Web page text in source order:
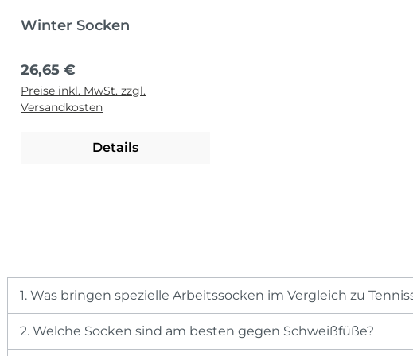
Winter Socken
Regulärer Preis:
26,65 €
Preise inkl. MwSt. zzgl.
Versandkosten
Details
1. Was bringen spezielle Arbeitssocken im Vergleich zu
2. Welche Socken sind am besten gegen Schweißfüße?